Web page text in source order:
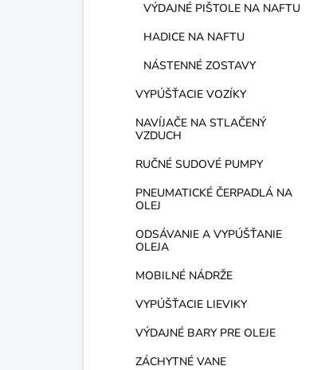
VÝDAJNÉ PIŠTOLE NA NAFTU
HADICE NA NAFTU
NÁSTENNÉ ZOSTAVY
VYPÚŠŤACIE VOZÍKY
NAVÍJAČE NA STLAČENÝ
VZDUCH
RUČNÉ SUDOVÉ PUMPY
PNEUMATICKÉ ČERPADLÁ NA
OLEJ
ODSÁVANIE A VYPÚŠŤANIE
OLEJA
MOBILNÉ NÁDRŽE
VYPÚŠŤACIE LIEVIKY
VÝDAJNÉ BARY PRE OLEJE
ZÁCHYTNÉ VANE